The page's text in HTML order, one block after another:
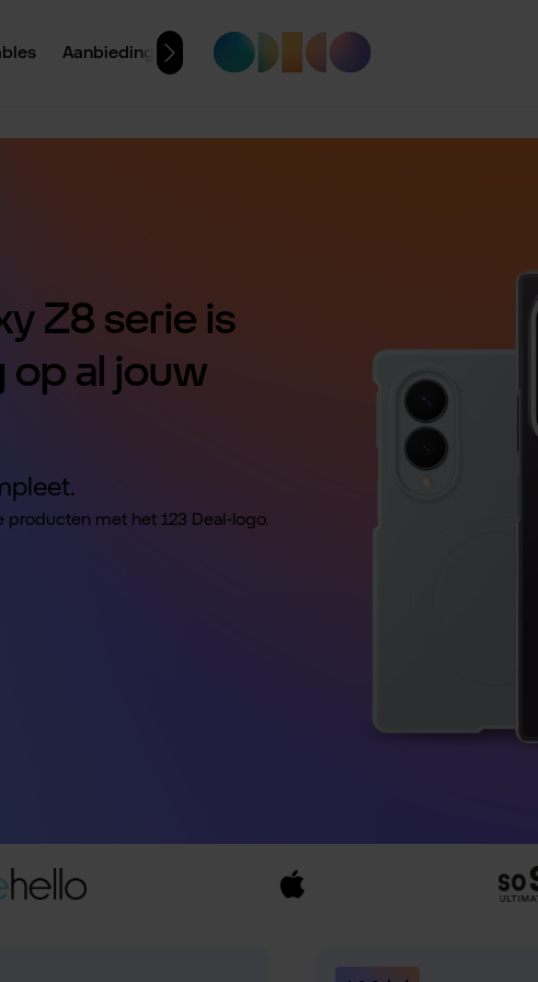
Aanbiedingen
Z8 serie is
op al jouw
met het 123 Deal-logo.